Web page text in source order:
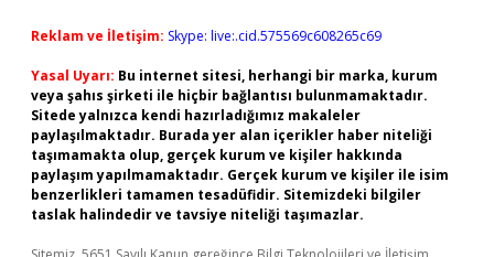
Reklam ve İletişim: Skype: live:.cid.575569c608265c69
Yasal Uyarı: Bu internet sitesi, herhangi bir marka, kurum
veya şahıs şirketi ile hiçbir bağlantısı bulunmamaktadır.
Sitede yalnızca kendi hazırladığımız makaleler
paylaşılmaktadır. Burada yer alan içerikler haber niteliği
taşımamakta olup, gerçek kurum ve kişiler hakkında
paylaşım yapılmamaktadır. Gerçek kurum ve kişiler ile isim
benzerlikleri tamamen tesadüfidir. Sitemizdeki bilgiler
taslak halindedir ve tavsiye niteliği taşımazlar.